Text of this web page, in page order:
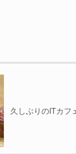
久しぶりのITカフ